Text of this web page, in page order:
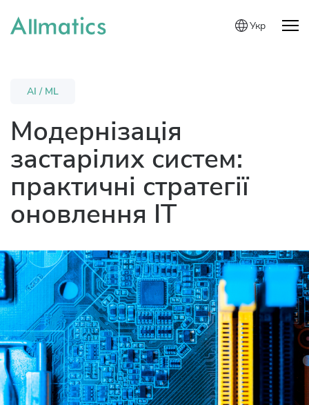
Укр
AI / ML
Модернізація
застарілих систем:
практичні стратегії
оновлення IT